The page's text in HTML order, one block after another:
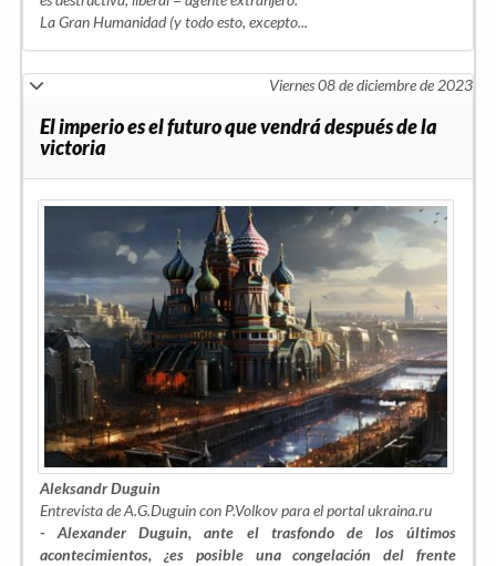
La Gran Humanidad (y todo esto, excepto...
Viernes 08 de diciembre de 2023
El imperio es el futuro que vendrá después de la
victoria
Aleksandr Duguin
Entrevista de A.G.Duguin con P.Volkov para el portal ukraina.ru
- Alexander Duguin, ante el trasfondo de los últimos
acontecimientos, ¿es posible una congelación del frente